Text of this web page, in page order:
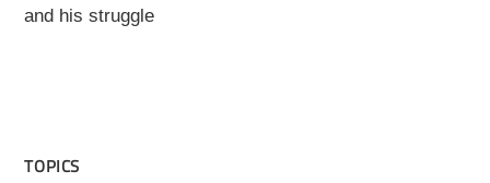
and his struggle
TOPICS